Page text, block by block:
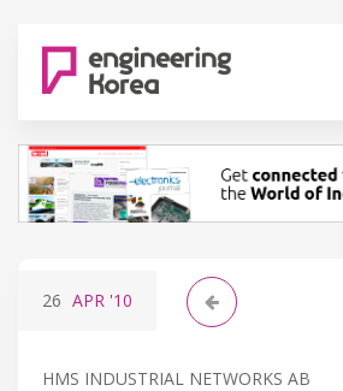
26 APR '10
HMS INDUSTRIAL NETWORKS AB